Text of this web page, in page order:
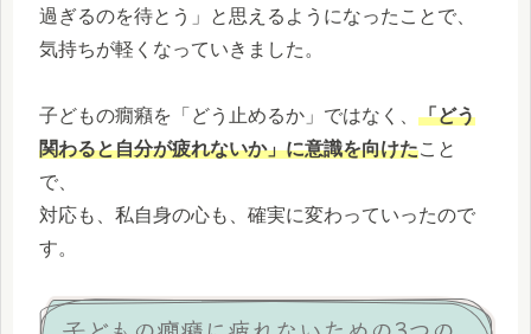
過ぎるのを待とう」と思えるようになったことで、
気持ちが軽くなっていきました。
子どもの癇癪を「どう止めるか」ではなく、 「どう
関わると自分が疲れないか」に意識を向けたこと
で、
対応も、私自身の心も、確実に変わっていったので
す。